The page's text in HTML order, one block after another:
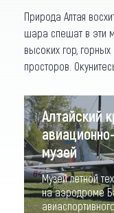
Природа Алтая
шара спешат в эти
высоких гор,
просторов.
Алтайский
музей
Музей летной
на аэродроме